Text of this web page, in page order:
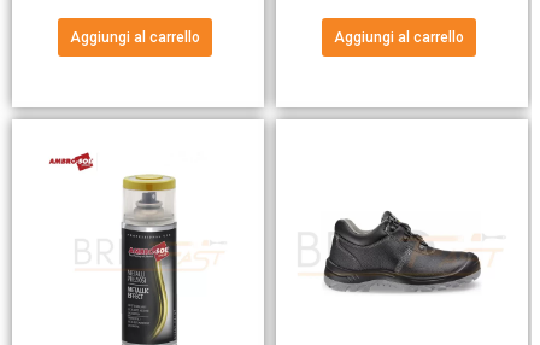
Aggiungi al carrello Aggiungi al carrello